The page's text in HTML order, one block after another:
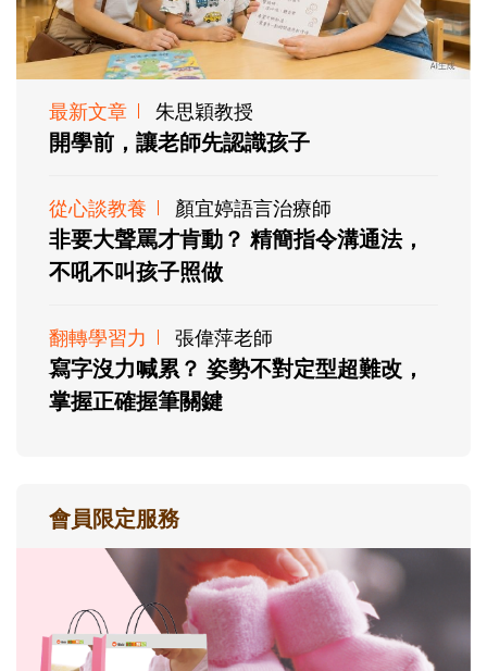
最新文章 朱思穎教授
開學前，讓老師先認識孩子
從心談教養 顏宜婷語言治療師
非要大聲罵才肯動？ 精簡指令溝通法，
不吼不叫孩子照做
翻轉學習力 張偉萍老師
寫字沒力喊累？ 姿勢不對定型超難改，
掌握正確握筆關鍵
會員限定服務